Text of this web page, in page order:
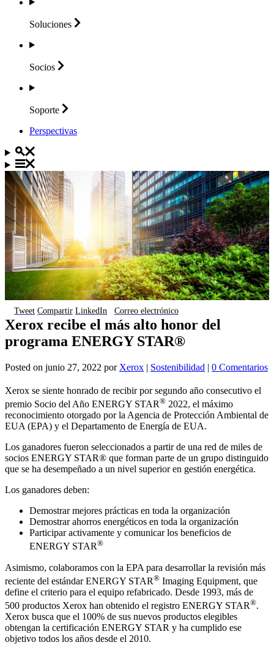
Soluciones
Socios
Soporte
Perspectivas
Tweet Compartir LinkedIn Correo electrónico
Xerox recibe el más alto honor del
programa ENERGY STAR®
Posted on junio 27, 2022 por Xerox | Sostenibilidad | 0 Comentarios
Xerox se siente honrado de recibir por segundo año consecutivo el
premio Socio del Año ENERGY STAR® 2022, el máximo
reconocimiento otorgado por la Agencia de Protección Ambiental de
EUA (EPA) y el Departamento de Energía de EUA.
Los ganadores fueron seleccionados a partir de una red de miles de
socios ENERGY STAR® que forman parte de un grupo distinguido
que se ha desempeñado a un nivel superior en gestión energética.
Los ganadores deben:
Demostrar mejores prácticas en toda la organización
Demostrar ahorros energéticos en toda la organización
Participar activamente y comunicar los beneficios de
ENERGY STAR®
Asimismo, colaboramos con la EPA para desarrollar la revisión más
reciente del estándar ENERGY STAR® Imaging Equipment, que
define el criterio para el equipo refabricado. Desde 1993, más de
500 productos Xerox han obtenido el registro ENERGY STAR®.
Xerox busca que el 100% de sus nuevos productos elegibles
obtengan la certificación ENERGY STAR y ha cumplido ese
objetivo todos los años desde el 2010.